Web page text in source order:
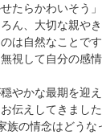
たらかわいそう
ん、大切な親や
は自然なことで
視して自分の感
やかな最期を迎
伝えしてきまし
族の情念はどうな